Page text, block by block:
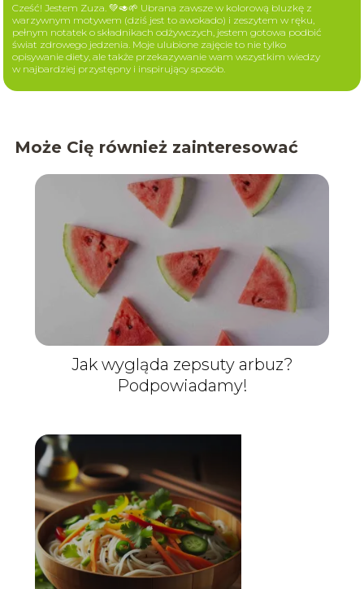
Cześć! Jestem Zuza. 💚🥑🌱 Ubrana zawsze w kolorową bluzkę z
warzywnym motywem (dziś jest to awokado) i zeszytem w ręku,
pełnym notatek o składnikach odżywczych, jestem gotowa podbić
świat zdrowego jedzenia. Moje ulubione zajęcie to nie tylko
opisywanie diety, ale także przekazywanie wam wszystkim wiedzy
w najbardziej przystępny i inspirujący sposób.
Może Cię również zainteresować
Jak wygląda zepsuty arbuz?
Podpowiadamy!